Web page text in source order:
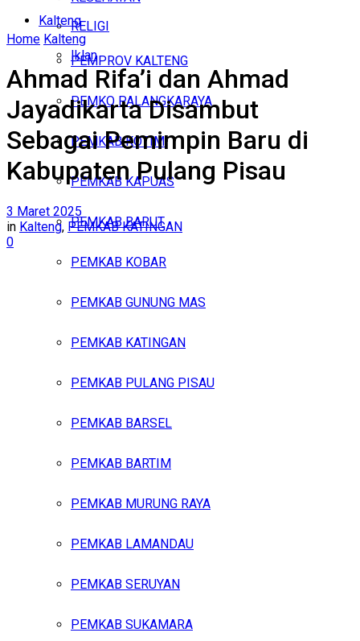
RELIGI
Iklan
Minggu, Agustus 9, 2026
Kalteng
PEMPROV KALTENG
PEMKO PALANGKARAYA
PEMKAB KOTIM
PEMKAB KAPUAS
PEMKAB BARUT
PEMKAB KOBAR
PEMKAB GUNUNG MAS
PEMKAB KATINGAN
PEMKAB PULANG PISAU
PEMKAB BARSEL
PEMKAB BARTIM
PEMKAB MURUNG RAYA
PEMKAB LAMANDAU
PEMKAB SERUYAN
PEMKAB SUKAMARA
Home Kalteng
Ahmad Rifa’i dan Ahmad
Jayadikarta Disambut
Sebagai Pemimpin Baru di
Kabupaten Pulang Pisau
3 Maret 2025
in Kalteng, PEMKAB KATINGAN
0